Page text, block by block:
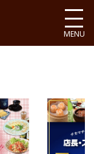
ラウンジ
MENU